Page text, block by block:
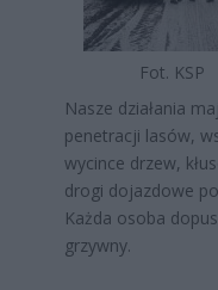
Fot. KSP
Nasze działania
penetracji lasów,
wycince drzew,
drogi dojazdowe
Każda osoba
grzywny.